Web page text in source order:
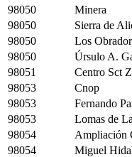
98050
Minera
98050
Sierra de
98050
Los
98050
Úrsulo A.
98051
Centro Sct
98053
Cnop
98053
Fernando
98053
Lomas de
98054
Ampliación
98054
Miguel